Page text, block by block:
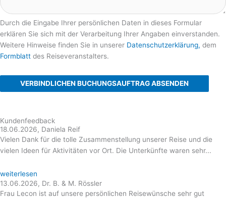
Durch die Eingabe Ihrer persönlichen Daten in dieses Formular
erklären Sie sich mit der Verarbeitung Ihrer Angaben einverstanden.
Weitere Hinweise finden Sie in unserer Datenschutzerklärung, dem
Formblatt des Reiseveranstalters.
VERBINDLICHEN BUCHUNGSAUFTRAG ABSENDEN
Kundenfeedback
18.06.2026, Daniela Reif
Vielen Dank für die tolle Zusammenstellung unserer Reise und die
vielen Ideen für Aktivitäten vor Ort. Die Unterkünfte waren sehr...
weiterlesen
13.06.2026, Dr. B. & M. Rössler
Frau Lecon ist auf unsere persönlichen Reisewünsche sehr gut